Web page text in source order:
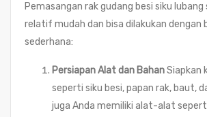
Pemasangan rak gudang besi siku
relatif mudah dan bisa dilakukan dengan
sederhana:
Persiapan Alat dan BahanSiapkan
seperti siku besi, papan rak, baut,
juga Anda memiliki alat-alat